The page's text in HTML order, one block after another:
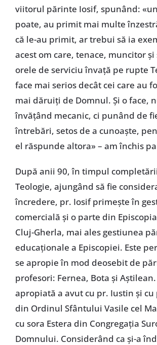
viitorul părinte Iosif, spunând:
poate, au primit mai multe
că le-au primit, ar trebui să ia
acest om care, tenace, muncitor
orele de serviciu învață pe rupte
face mai serios decât cei care au
mai dăruiți de Domnul. Și o face,
învățând mecanic, ci punând de
întrebări, setos de a cunoaște,
el răspunde altora» – am închis
După anii 90, în timpul
Teologie, ajungând să fie
încredere, pr. Iosif primește în
comercială și o parte din
Cluj-Gherla, mai ales gestiunea
educaționale a Episcopiei. Este
se apropie în mod deosebit de
profesori: Fernea, Bota și
apropiată a avut cu pr. Iustin și cu
din Ordinul Sfântului Vasile cel
cu sora Estera din Congregația
Domnului. Considerând ca și-a